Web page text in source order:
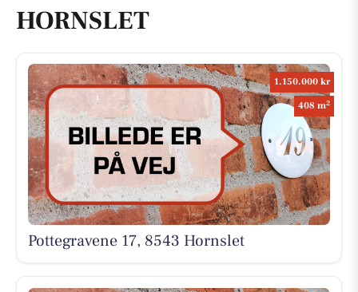
HORNSLET
1.150.000 kr
408 m2
Pottegravene 17, 8543 Hornslet